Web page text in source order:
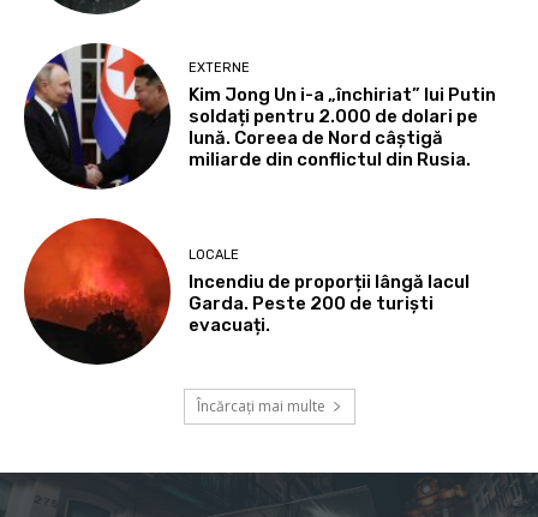
EXTERNE
Kim Jong Un i-a „închiriat” lui Putin
soldați pentru 2.000 de dolari pe
lună. Coreea de Nord câștigă
miliarde din conflictul din Rusia.
LOCALE
Incendiu de proporții lângă lacul
Garda. Peste 200 de turiști
evacuați.
Încărcați mai multe